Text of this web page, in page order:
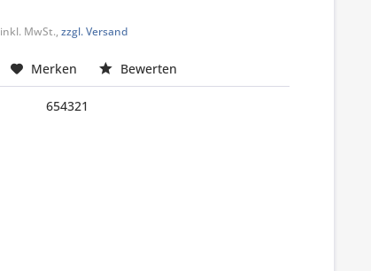
inkl. MwSt.,zzgl. Versand
Merken Bewerten
654321